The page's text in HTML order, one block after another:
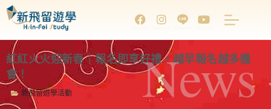
紅紅火火迎新春｜報名即享好禮，越早報名越多機
會！
新飛留遊學活動 News